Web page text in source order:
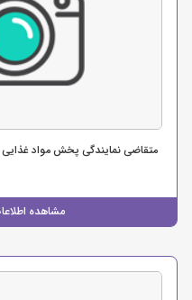
مشاهده
متقاضی نمایندگی پخش مواد